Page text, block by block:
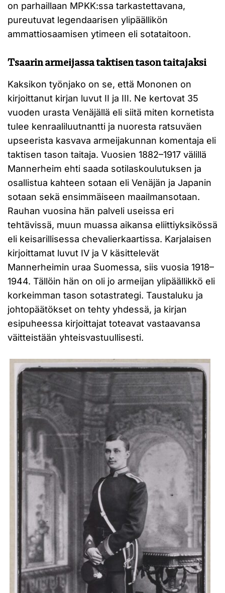
on parhaillaan MPKK:ssa tarkastettavana,
pureutuvat legendaarisen ylipäällikön
ammattiosaamisen ytimeen eli sotataitoon.
Tsaarin armeijassa taktisen tason taitajaksi
Kaksikon työnjako on se, että Mononen on
kirjoittanut kirjan luvut II ja III. Ne kertovat 35
vuoden urasta Venäjällä eli siitä miten kornetista
tulee kenraaliluutnantti ja nuoresta ratsuväen
upseerista kasvava armeijakunnan komentaja eli
taktisen tason taitaja. Vuosien 1882–1917 välillä
Mannerheim ehti saada sotilaskoulutuksen ja
osallistua kahteen sotaan eli Venäjän ja Japanin
sotaan sekä ensimmäiseen maailmansotaan.
Rauhan vuosina hän palveli useissa eri
tehtävissä, muun muassa aikansa eliittiyksikössä
eli keisarillisessa chevalierkaartissa. Karjalaisen
kirjoittamat luvut IV ja V käsittelevät
Mannerheimin uraa Suomessa, siis vuosia 1918–
1944. Tällöin hän on oli jo armeijan ylipäällikkö eli
korkeimman tason sotastrategi. Taustaluku ja
johtopäätökset on tehty yhdessä, ja kirjan
esipuheessa kirjoittajat toteavat vastaavansa
väitteistään yhteisvastuullisesti.